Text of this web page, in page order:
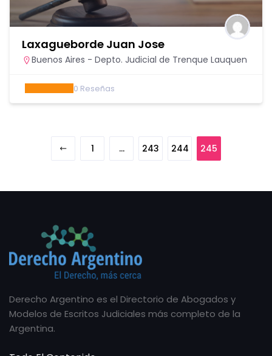
Laxagueborde Juan Jose
Buenos Aires - Depto. Judicial de Trenque Lauquen
0 Reseñas
1 … 243 244 245
Derecho Argentino es el Directorio de Abogados y
Modelos de Escritos Judiciales más completo de la
Argentina.